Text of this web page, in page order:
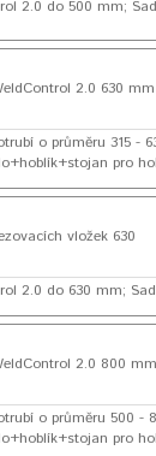
2.0 do 500 mm;
2.0 630 mm
o průměru 315 -
pro
vložek 630
2.0 do 630 mm;
2.0 800 mm
o průměru 500 -
pro